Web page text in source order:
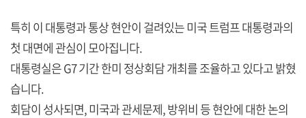
특히 이 대통령과 통상 현안이 걸려있는 미국 트럼프 대통령과의
첫 대면에 관심이 모아집니다.
대통령실은 G7 기간 한미 정상회담 개최를 조율하고 있다고 밝혔
습니다.
회담이 성사되면, 미국과 관세문제, 방위비 등 현안에 대한 논의